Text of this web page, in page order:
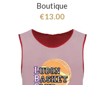
Boutique
€13.00